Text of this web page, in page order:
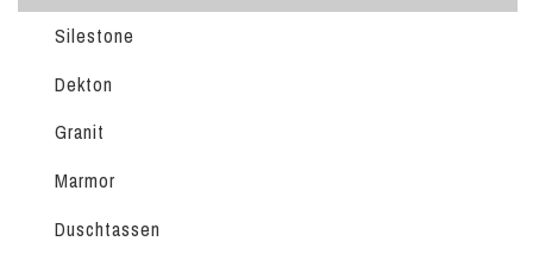
Silestone
Dekton
Granit
Marmor
Duschtassen